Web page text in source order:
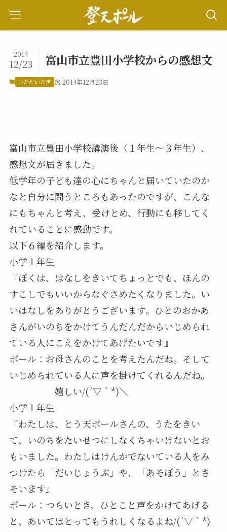
富山市立豊田小学校からの感想文
2014
12/23
いただいた声 2014年12月23日
富山市立豊田小学校講演後（１年生～３年生）、
感想文が届きました。
低学年の子ども達の心にちゃんと届いていたのか
なと自分に問うところもあったのですが、こんな
にもちゃんと考え、受けとめ、行動にも移してく
れていることに感動です。
以下６編を紹介します。
小学１年生
『ぼくは、はなしをきいてちょっとでも、ほんの
すこしでもいいからなぐさめたくなりました。い
いはなしをありがとうございます。ひとのおかあ
さんがいのちをかけてうんだんだからいじめられ
ている人にこえをかけてあげたいです』
ポール：お母さんのことを考えたんだね。そして
いじめられている人に声を掛けてくれるんだね。
嬉しい/(´▽｀*)＼
小学１年生
『わたしは、とう天ポールさんの、うたをきい
て、いのちをたいせつにしなくちゃいけないとお
もいました。わたしはけんかでないている人をみ
つけたら「だいじょうぶ」や、「あそぼう」とさ
そいます』
ポール：つらいとき、ひとこと声をかけてあげる
と、あいてはとってもうれしくなるよね/(´▽｀*)